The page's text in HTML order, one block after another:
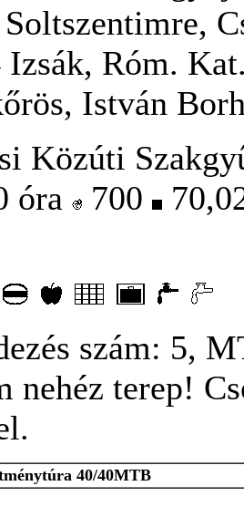
Soltszentimre,
Izsák, Róm.
István
Közúti
óra
700
szám: 5,
nehéz terep!
40/40MTB